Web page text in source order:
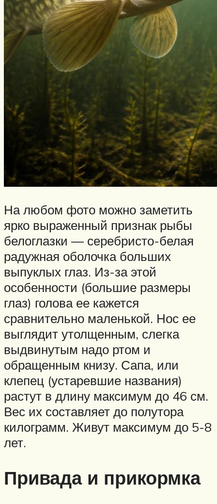
На любом фото можно заметить
ярко выраженный признак рыбы
белоглазки — серебристо-белая
радужная оболочка больших
выпуклых глаз. Из-за этой
особенности (большие размеры
глаз) голова ее кажется
сравнительно маленькой. Нос ее
выглядит утолщенным, слегка
выдвинутым надо ртом и
обращенным книзу. Сапа, или
клепец (устаревшие названия)
растут в длину максимум до 46 см.
Вес их составляет до полутора
килограмм. Живут максимум до 5-8
лет.
Привада и прикормка